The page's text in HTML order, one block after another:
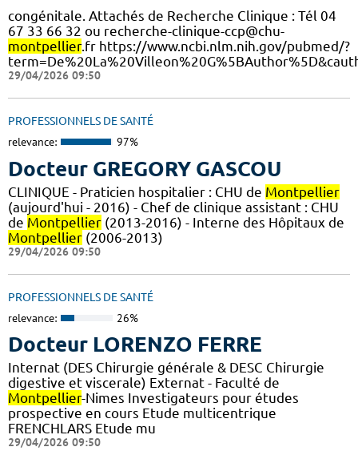
congénitale. Attachés de Recherche Clinique : Tél 04
67 33 66 32 ou recherche-clinique-ccp@chu-
montpellier.fr https://www.ncbi.nlm.nih.gov/pubmed/?
29/04/2026 09:50
PROFESSIONNELS DE SANTÉ
relevance: 97%
Docteur GREGORY GASCOU
CLINIQUE - Praticien hospitalier : CHU de Montpellier
(aujourd'hui - 2016) - Chef de clinique assistant : CHU
de Montpellier (2013-2016) - Interne des Hôpitaux de
Montpellier (2006-2013)
29/04/2026 09:50
PROFESSIONNELS DE SANTÉ
relevance: 26%
Docteur LORENZO FERRE
Internat (DES Chirurgie générale & DESC Chirurgie
digestive et viscerale) Externat - Faculté de
Montpellier-Nimes Investigateurs pour études
prospective en cours Etude multicentrique
FRENCHLARS Etude mu
29/04/2026 09:50